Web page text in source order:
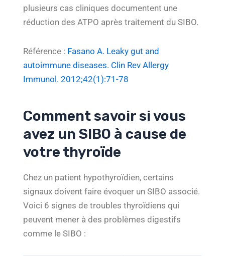
plusieurs cas cliniques documentent une
réduction des ATPO après traitement du SIBO.
Référence : Fasano A. Leaky gut and
autoimmune diseases. Clin Rev Allergy
Immunol. 2012;42(1):71-78
Comment savoir si vous
avez un SIBO à cause de
votre thyroïde
Chez un patient hypothyroïdien, certains
signaux doivent faire évoquer un SIBO associé.
Voici 6 signes de troubles thyroïdiens qui
peuvent mener à des problèmes digestifs
comme le SIBO :